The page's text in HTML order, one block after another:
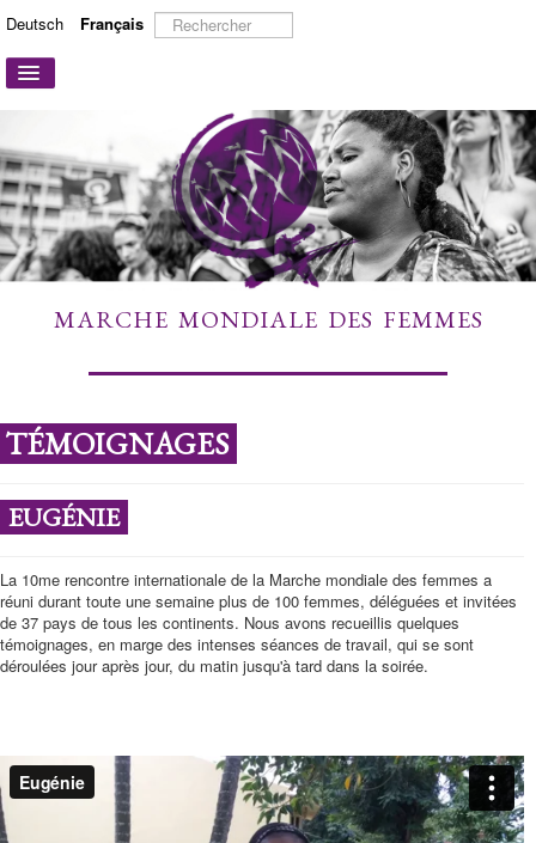
Deutsch Français Rechercher
Basculer
A PROPOS
ACTIONS ET CAMPAGNES
PARTICIPER
TÉMOIGNAGES
À DÉCOUVRIR
MARCHE MONDIALE DES FEMMES
TÉMOIGNAGES
EUGÉNIE
La 10me rencontre internationale de la Marche mondiale des femmes a
réuni durant toute une semaine plus de 100 femmes, déléguées et invitées
de 37 pays de tous les continents. Nous avons recueillis quelques
témoignages, en marge des intenses séances de travail, qui se sont
déroulées jour après jour, du matin jusqu'à tard dans la soirée.